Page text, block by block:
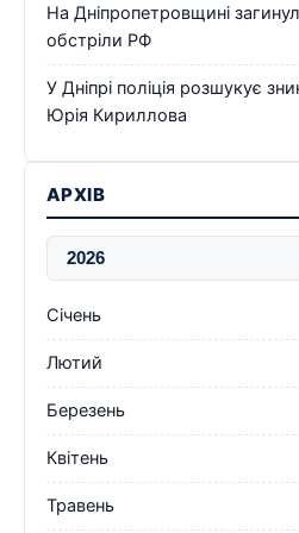
На Дніпропетровщині
обстріли РФ
У Дніпрі поліція розшукує
Юрія Кириллова
АРХІВ
Січень
Лютий
Березень
Квітень
Травень